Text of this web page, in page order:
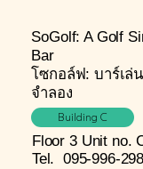
SoGolf: A Golf
Bar
โซกอล์ฟ: บาร์เล่
จำลอง
Building C
Floor 3 Unit no.
Tel. 095-996-